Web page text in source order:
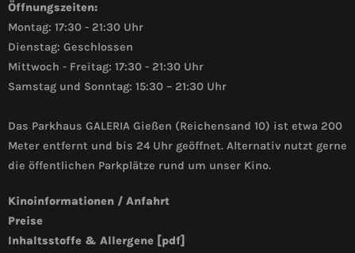
Öffnungszeiten:
Montag: 17:30 - 21:30 Uhr
Dienstag: Geschlossen
Mittwoch - Freitag: 17:30 - 21:30 Uhr
Samstag und Sonntag: 15:30 – 21:30 Uhr
Das Parkhaus GALERIA Gießen (Reichensand 10) ist etwa 200
Meter entfernt und bis 24 Uhr geöffnet. Alternativ nutzt gerne
die öffentlichen Parkplätze rund um unser Kino.
Kinoinformationen / Anfahrt
Preise
Inhaltsstoffe & Allergene [pdf]